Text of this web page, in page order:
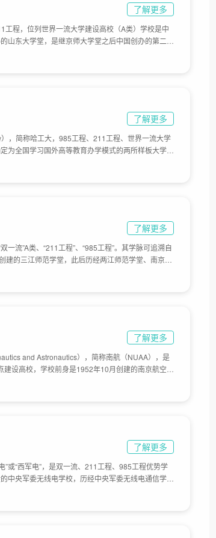
了解更多
程，位列世界一流大学建设高校（A类）学校是中
东大学堂，是继京师大学堂之后中国创办的第二所
了解更多
，简称哈工大，985工程、211工程、世界一流大学
全国学习国外高等教育办学模式的两所样板大学之
了解更多
流”A类、“211工程”、“985工程”。其学脉可追溯自
的三江师范学堂，此后历经两江师范学堂、南京高
了解更多
and Astronautics），简称南航（NUAA），是
设高校，学校前身是1952年10月创建的南京航空工
了解更多
或“西军电”，是双一流、211工程、985工程优势学
中央军委无线电学校，历经中央军委无线电通信学